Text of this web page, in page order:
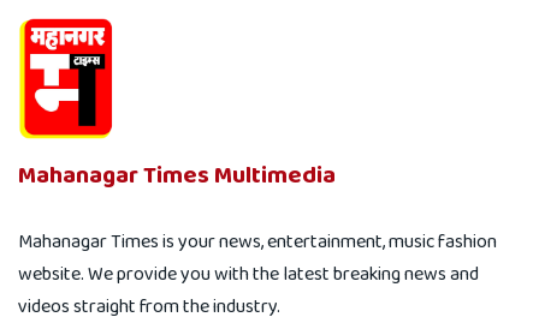
Mahanagar Times Multimedia
Mahanagar Times is your news, entertainment, music fashion
website. We provide you with the latest breaking news and
videos straight from the industry.